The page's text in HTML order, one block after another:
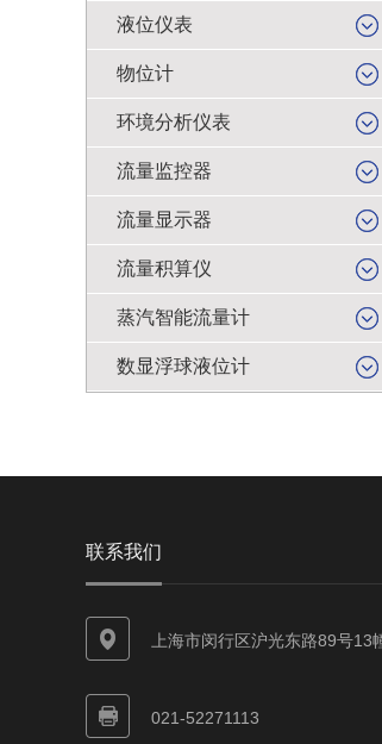
液位仪表
物位计
环境分析仪表
流量监控器
流量显示器
流量积算仪
蒸汽智能流量计
数显浮球液位计
联系我们
上海市闵行区沪光东路89号13
021-52271113